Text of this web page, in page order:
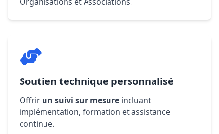
Soutien technique personnalisé
Offrir un suivi sur mesure incluant
implémentation, formation et assistance
continue.